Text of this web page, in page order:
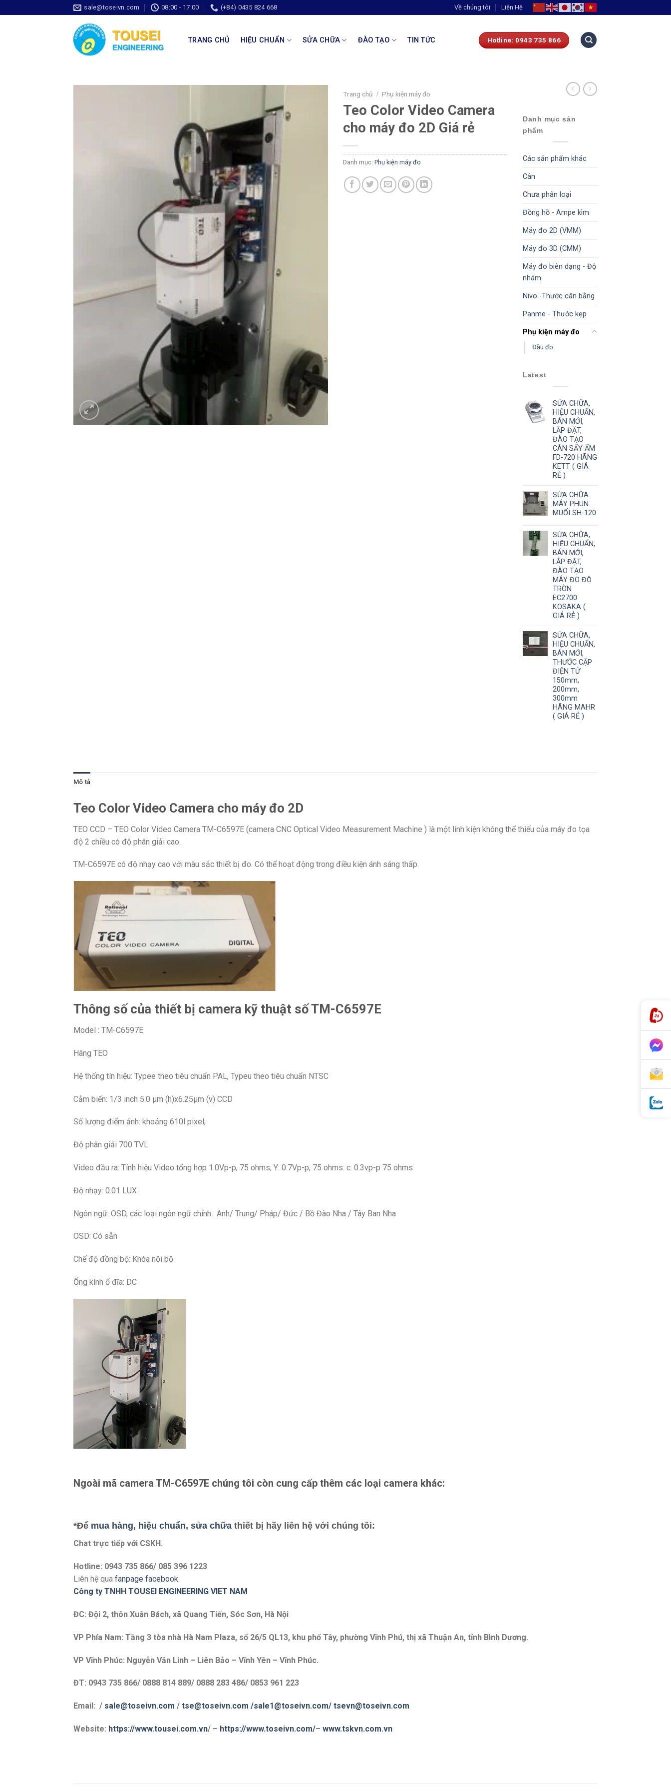
sale@toseivn.com 08:00 - 17:00 (+84) 0435 824 668 Về chúng tôi Liên Hệ
TRANG CHỦ HIỆU CHUẨN SỬA CHỮA ĐÀO TẠO TIN TỨC Hotline: 0943 735 866
Trang chủ / Phụ kiện máy đo
Teo Color Video Camera
cho máy đo 2D Giá rẻ
Danh mục: Phụ kiện máy đo
Danh mục sản
phẩm
Các sản phẩm khác
Cân
Chưa phân loại
Đồng hồ - Ampe kìm
Máy đo 2D (VMM)
Máy đo 3D (CMM)
Máy đo biên dạng - Độ
nhám
Nivo -Thước cân bằng
Panme - Thước kẹp
Phụ kiện máy đo
Đầu đo
Latest
SỬA CHỮA,
HIỆU CHUẨN,
BÁN MỚI,
LẮP ĐẶT,
ĐÀO TẠO
CÂN SẤY ẨM
FD-720 HÃNG
KETT ( GIÁ
RẺ )
SỬA CHỮA
MÁY PHUN
MUỐI SH-120
SỬA CHỮA,
HIỆU CHUẨN,
BÁN MỚI,
LẮP ĐẶT,
ĐÀO TẠO
MÁY ĐO ĐỘ
TRÒN
EC2700
KOSAKA (
GIÁ RẺ )
SỬA CHỮA,
HIỆU CHUẨN,
BÁN MỚI,
THƯỚC CẶP
ĐIỆN TỬ
150mm,
200mm,
300mm
HÃNG MAHR
( GIÁ RẺ )
Mô tả
Teo Color Video Camera cho máy đo 2D
TEO CCD – TEO Color Video Camera TM-C6597E (camera CNC Optical Video Measurement Machine ) là một linh kiện không thể thiếu của máy đo tọa
độ 2 chiều có độ phân giải cao.
TM-C6597E có độ nhạy cao với màu sắc thiết bị đo. Có thể hoạt động trong điều kiện ánh sáng thấp.
Thông số của thiết bị camera kỹ thuật số TM-C6597E
Model : TM-C6597E
Hãng TEO
Hệ thống tín hiệu: Typee theo tiêu chuẩn PAL, Typeu theo tiêu chuẩn NTSC
Cảm biến: 1/3 inch 5.0 µm (h)x6.25µm (v) CCD
Số lượng điểm ảnh: khoảng 610l pixel;
Độ phân giải 700 TVL
Video đầu ra: Tính hiệu Video tổng hợp 1.0Vp-p, 75 ohms; Y: 0.7Vp-p, 75 ohms: c: 0.3vp-p 75 ohms
Độ nhạy: 0.01 LUX
Ngôn ngữ: OSD, các loại ngôn ngữ chính : Anh/ Trung/ Pháp/ Đức / Bồ Đào Nha / Tây Ban Nha
OSD: Có sẵn
Chế độ đồng bộ: Khóa nội bộ
Ống kính ổ đĩa: DC
Ngoài mã camera TM-C6597E chúng tôi còn cung cấp thêm các loại camera khác:
*Để mua hàng, hiệu chuẩn, sửa chữa thiết bị hãy liên hệ với chúng tôi:
Chat trực tiếp với CSKH.
Hotline: 0943 735 866/ 085 396 1223
Liên hệ qua fanpage facebook.
Công ty TNHH TOUSEI ENGINEERING VIET NAM
ĐC: Đội 2, thôn Xuân Bách, xã Quang Tiến, Sóc Sơn, Hà Nội
VP Phía Nam: Tầng 3 tòa nhà Hà Nam Plaza, số 26/5 QL13, khu phố Tây, phường Vĩnh Phú, thị xã Thuận An, tỉnh Bình Dương.
VP Vĩnh Phúc: Nguyễn Văn Linh – Liên Bảo – Vĩnh Yên – Vĩnh Phúc.
ĐT: 0943 735 866/ 0888 814 889/ 0888 283 486/ 0853 961 223
Email: / sale@toseivn.com / tse@toseivn.com /sale1@toseivn.com/ tsevn@toseivn.com
Website: https://www.tousei.com.vn/ – https://www.toseivn.com/– www.tskvn.com.vn